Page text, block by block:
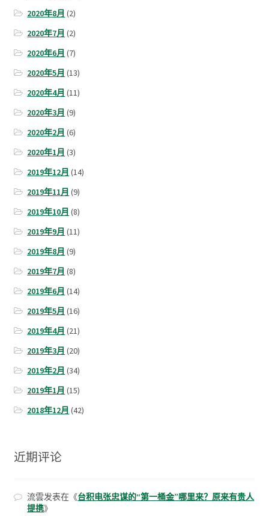
2020年8月 (2)
2020年7月 (2)
2020年6月 (7)
2020年5月 (13)
2020年4月 (11)
2020年3月 (9)
2020年2月 (6)
2020年1月 (3)
2019年12月 (14)
2019年11月 (9)
2019年10月 (8)
2019年9月 (11)
2019年8月 (9)
2019年7月 (8)
2019年6月 (14)
2019年5月 (16)
2019年4月 (21)
2019年3月 (20)
2019年2月 (34)
2019年1月 (15)
2018年12月 (42)
近期评论
流雲发表在《台积电张忠谋的“第一桶金”哪里来？原来有贵人
提携》